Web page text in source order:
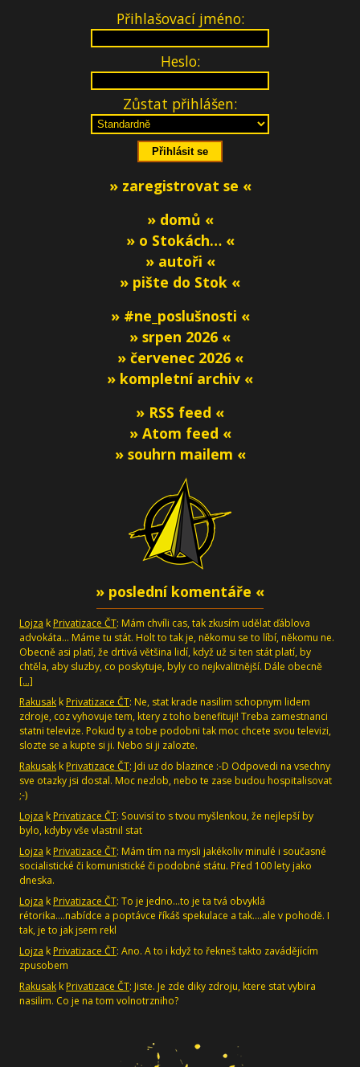
Přihlašovací jméno:
Heslo:
Zůstat přihlášen:
» zaregistrovat se «
» domů «
» o Stokách… «
» autoři «
» pište do Stok «
» #ne_poslušnosti «
» srpen 2026 «
» červenec 2026 «
» kompletní archiv «
» RSS feed «
» Atom feed «
» souhrn mailem «
» poslední komentáře «
Lojza k Privatizace ČT: Mám chvíli cas, tak zkusím udělat ďáblova
advokáta... Máme tu stát. Holt to tak je, někomu se to líbí, někomu ne.
Obecně asi platí, že drtivá většina lidí, když už si ten stát platí, by
chtěla, aby sluzby, co poskytuje, byly co nejkvalitnější. Dále obecně
[…]
Rakusak k Privatizace ČT: Ne, stat krade nasilim schopnym lidem
zdroje, coz vyhovuje tem, ktery z toho benefituji! Treba zamestnanci
statni televize. Pokud ty a tobe podobni tak moc chcete svou televizi,
slozte se a kupte si ji. Nebo si ji zalozte.
Rakusak k Privatizace ČT: Jdi uz do blazince :-D Odpovedi na vsechny
sve otazky jsi dostal. Moc nezlob, nebo te zase budou hospitalisovat
;-)
Lojza k Privatizace ČT: Souvisí to s tvou myšlenkou, že nejlepší by
bylo, kdyby vše vlastnil stat
Lojza k Privatizace ČT: Mám tím na mysli jakékoliv minulé i současné
socialistické či komunistické či podobné státu. Před 100 lety jako
dneska.
Lojza k Privatizace ČT: To je jedno...to je ta tvá obvyklá
rétorika....nabídce a poptávce říkáš spekulace a tak....ale v pohodě. I
tak, je to jak jsem rekl
Lojza k Privatizace ČT: Ano. A to i když to řekneš takto zavádějícím
zpusobem
Rakusak k Privatizace ČT: Jiste. Je zde diky zdroju, ktere stat vybira
nasilim. Co je na tom volnotrzniho?